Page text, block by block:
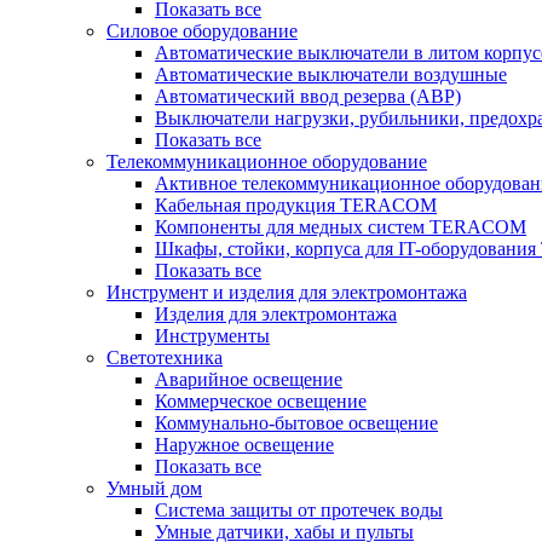
Показать все
Силовое оборудование
Автоматические выключатели в литом
Автоматические выключатели воздушные
Автоматический ввод резерва (АВР)
Выключатели нагрузки, рубильники,
Показать все
Телекоммуникационное оборудование
Активное телекоммуникационное
Кабельная продукция TERACOM
Компоненты для медных систем TERACOM
Шкафы, стойки, корпуса для IT-
Показать все
Инструмент и изделия для электромонтажа
Изделия для электромонтажа
Инструменты
Светотехника
Аварийное освещение
Коммерческое освещение
Коммунально-бытовое освещение
Наружное освещение
Показать все
Умный дом
Система защиты от протечек воды
Умные датчики, хабы и пульты